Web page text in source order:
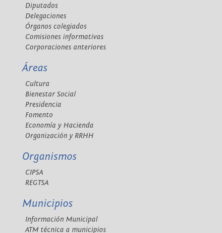
Diputados
Delegaciones
Órganos colegiados
Comisiones informativas
Corporaciones anteriores
Áreas
Cultura
Bienestar Social
Presidencia
Fomento
Economía y Hacienda
Organización y RRHH
Organismos
CIPSA
REGTSA
Municipios
Información Municipal
ATM técnica a municipios